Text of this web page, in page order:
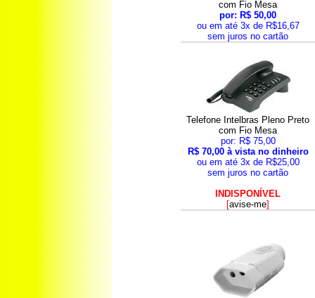
com Fio Mesa
por: R$ 50,00
ou em até 3x de R$16,67
sem juros no cartão
Telefone Intelbras Pleno Preto
com Fio Mesa
por: R$ 75,00
R$ 70,00 à vista no dinheiro
ou em até 3x de R$25,00
sem juros no cartão
INDISPONÍVEL
[avise-me]